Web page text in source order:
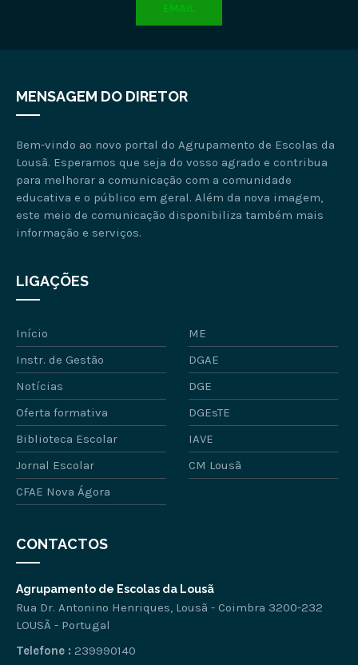
EMAIL
MENSAGEM DO DIRETOR
Bem-vindo ao novo portal do Agrupamento de Escolas da
Lousã. Esperamos que seja do vosso agrado e contribua
para melhorar a comunicação com a comunidade
educativa e o público em geral. Além da nova imagem,
este meio de comunicação disponibiliza também mais
informação e serviços.
LIGAÇÕES
Início
ME
Instr. de Gestão
DGAE
Notícias
DGE
Oferta formativa
DGEsTE
Biblioteca Escolar
IAVE
Jornal Escolar
CM Lousã
CFAE Nova Ágora
CONTACTOS
Agrupamento de Escolas da Lousã
Rua Dr. Antonino Henriques, Lousã - Coimbra 3200-232
LOUSÃ - Portugal
Telefone : 239990140